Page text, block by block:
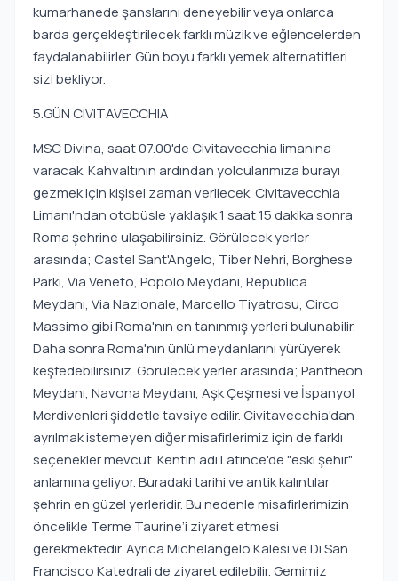
kumarhanede şanslarını deneyebilir veya onlarca
barda gerçekleştirilecek farklı müzik ve eğlencelerden
faydalanabilirler. Gün boyu farklı yemek alternatifleri
sizi bekliyor.
5.GÜN CIVITAVECCHIA
MSC Divina, saat 07.00'de Civitavecchia limanına
varacak. Kahvaltının ardından yolcularımıza burayı
gezmek için kişisel zaman verilecek. Civitavecchia
Limanı'ndan otobüsle yaklaşık 1 saat 15 dakika sonra
Roma şehrine ulaşabilirsiniz. Görülecek yerler
arasında; Castel Sant'Angelo, Tiber Nehri, Borghese
Parkı, Via Veneto, Popolo Meydanı, Republica
Meydanı, Via Nazionale, Marcello Tiyatrosu, Circo
Massimo gibi Roma'nın en tanınmış yerleri bulunabilir.
Daha sonra Roma'nın ünlü meydanlarını yürüyerek
keşfedebilirsiniz. Görülecek yerler arasında; Pantheon
Meydanı, Navona Meydanı, Aşk Çeşmesi ve İspanyol
Merdivenleri şiddetle tavsiye edilir. Civitavecchia'dan
ayrılmak istemeyen diğer misafirlerimiz için de farklı
seçenekler mevcut. Kentin adı Latince'de "eski şehir"
anlamına geliyor. Buradaki tarihi ve antik kalıntılar
şehrin en güzel yerleridir. Bu nedenle misafirlerimizin
öncelikle Terme Taurine’i ziyaret etmesi
gerekmektedir. Ayrıca Michelangelo Kalesi ve Di San
Francisco Katedrali de ziyaret edilebilir. Gemimiz